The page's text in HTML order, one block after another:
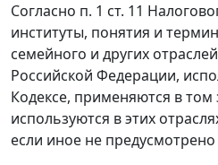
Согласно п. 1 ст. 11
институты, понятия и
семейного и других
Российской Федерации,
Кодексе, применяются в
используются в этих
если иное не